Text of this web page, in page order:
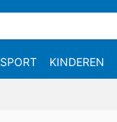
SPORT KINDEREN